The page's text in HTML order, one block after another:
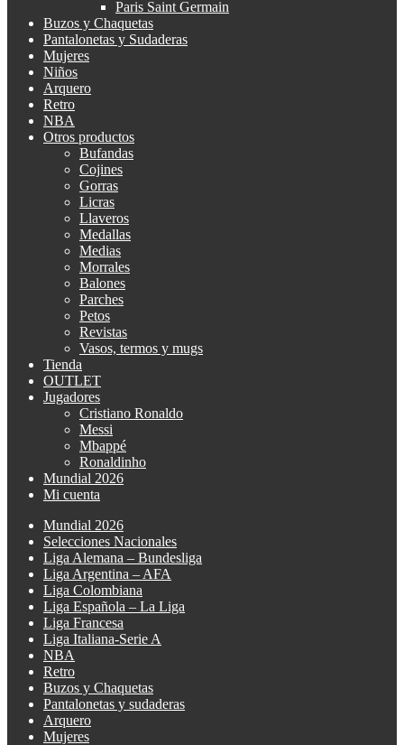
Paris Saint Germain
Buzos y Chaquetas
Pantalonetas y Sudaderas
Mujeres
Niños
Arquero
Retro
NBA
Otros productos
Bufandas
Cojines
Gorras
Licras
Llaveros
Medallas
Medias
Morrales
Balones
Parches
Petos
Revistas
Vasos, termos y mugs
Tienda
OUTLET
Jugadores
Cristiano Ronaldo
Messi
Mbappé
Ronaldinho
Mundial 2026
Mi cuenta
Mundial 2026
Selecciones Nacionales
Liga Alemana – Bundesliga
Liga Argentina – AFA
Liga Colombiana
Liga Española – La Liga
Liga Francesa
Liga Italiana-Serie A
NBA
Retro
Buzos y Chaquetas
Pantalonetas y sudaderas
Arquero
Mujeres